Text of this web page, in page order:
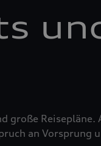
große
an Vorsprung